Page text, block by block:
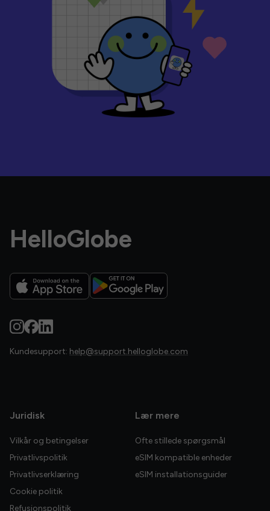
HelloGlobe
Kundesupport: help@support.helloglobe.com
Juridisk
Vilkår og betingelser
Privatlivspolitik
Privatlivserklæring
Cookie politik
Refusionspolitik
Lær mere
Ofte stillede spørgsmål
eSIM kompatible enheder
eSIM installationsguider